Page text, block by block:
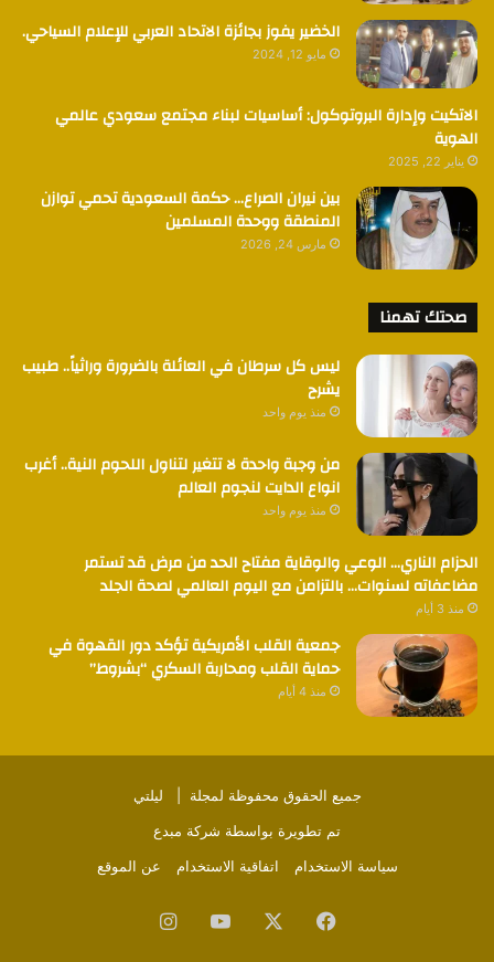
الخضير يفوز بجائزة الاتحاد العربي للإعلام السياحي.
مايو 12, 2024
الاتكيت وإدارة البروتوكول: أساسيات لبناء مجتمع سعودي عالمي
الهوية
يناير 22, 2025
بين نيران الصراع… حكمة السعودية تحمي توازن
المنطقة ووحدة المسلمين
مارس 24, 2026
صحتك تهمنا
ليس كل سرطان في العائلة بالضرورة وراثياً.. طبيب
يشرح
منذ يوم واحد
من وجبة واحدة لا تتغير لتناول اللحوم النية.. أغرب
انواع الدايت لنجوم العالم
منذ يوم واحد
الحزام الناري… الوعي والوقاية مفتاح الحد من مرض قد تستمر
مضاعفاته لسنوات… بالتزامن مع اليوم العالمي لصحة الجلد
منذ 3 أيام
جمعية القلب الأمريكية تؤكد دور القهوة في
حماية القلب ومحاربة السكري “بشروط”
منذ 4 أيام
جميع الحقوق محفوظة لمجلة | ليلتي
تم تطويرة بواسطة شركة مبدع
سياسة الاستخدام
اتفاقية الاستخدام عن الموقع
فيسبوك ‫YouTubeانستقرام